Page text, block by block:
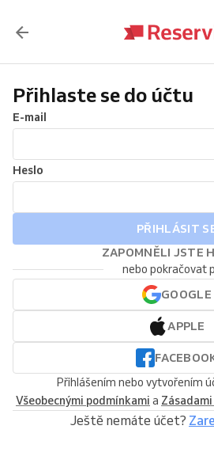
Přihlaste se do účtu
E-mail
Heslo
PŘIHLÁSIT
ZAPOMNĚLI JSTE
nebo pokračovat
GOOGLE
APPLE
Přihlášením nebo vytvořením
Všeobecnými podmínkami a
Ještě nemáte účet?